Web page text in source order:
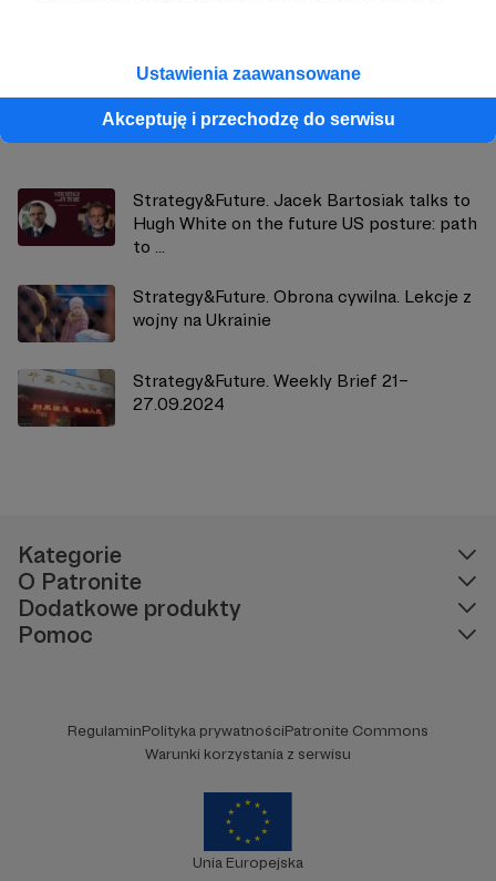
Ustawienia zaawansowane
Akceptuję i przechodzę do serwisu
Zobacz również
Strategy&Future. Jacek Bartosiak talks to
Hugh White on the future US posture: path
to ...
Strategy&Future. Obrona cywilna. Lekcje z
wojny na Ukrainie
Strategy&Future. Weekly Brief 21–
27.09.2024
Kategorie
O Patronite
Dodatkowe produkty
Pomoc
RegulaminPolityka prywatnościPatronite Commons
Warunki korzystania z serwisu
Unia Europejska